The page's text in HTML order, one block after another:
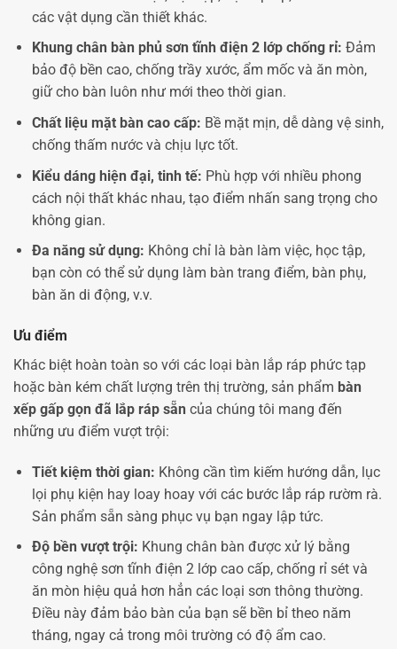
các vật dụng cần thiết khác.
Khung chân bàn phủ sơn tĩnh điện 2 lớp chống rỉ: Đảm
bảo độ bền cao, chống trầy xước, ẩm mốc và ăn mòn,
giữ cho bàn luôn như mới theo thời gian.
Chất liệu mặt bàn cao cấp: Bề mặt mịn, dễ dàng vệ sinh,
chống thấm nước và chịu lực tốt.
Kiểu dáng hiện đại, tinh tế: Phù hợp với nhiều phong
cách nội thất khác nhau, tạo điểm nhấn sang trọng cho
không gian.
Đa năng sử dụng: Không chỉ là bàn làm việc, học tập,
bạn còn có thể sử dụng làm bàn trang điểm, bàn phụ,
bàn ăn di động, v.v.
Ưu điểm
Khác biệt hoàn toàn so với các loại bàn lắp ráp phức tạp
hoặc bàn kém chất lượng trên thị trường, sản phẩm bàn
xếp gấp gọn đã lắp ráp sẵn của chúng tôi mang đến
những ưu điểm vượt trội:
Tiết kiệm thời gian: Không cần tìm kiếm hướng dẫn, lục
lọi phụ kiện hay loay hoay với các bước lắp ráp rườm rà.
Sản phẩm sẵn sàng phục vụ bạn ngay lập tức.
Độ bền vượt trội: Khung chân bàn được xử lý bằng
công nghệ sơn tĩnh điện 2 lớp cao cấp, chống rỉ sét và
ăn mòn hiệu quả hơn hẳn các loại sơn thông thường.
Điều này đảm bảo bàn của bạn sẽ bền bỉ theo năm
tháng, ngay cả trong môi trường có độ ẩm cao.